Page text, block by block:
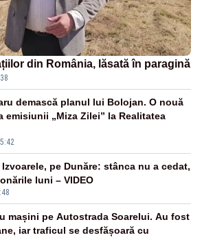
din România, lăsată în paragină
demască planul lui Bolojan. O nouă
emisiunii „Miza Zilei” la Realitatea
pe Dunăre: stânca nu a cedat,
luni – VIDEO
mașini pe Autostrada Soarelui. Au fost
iar traficul se desfășoară cu